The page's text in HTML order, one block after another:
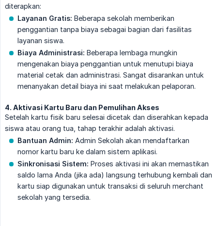
diterapkan:
Layanan Gratis: Beberapa sekolah memberikan
penggantian tanpa biaya sebagai bagian dari fasilitas
layanan siswa.
Biaya Administrasi: Beberapa lembaga mungkin
mengenakan biaya penggantian untuk menutupi biaya
material cetak dan administrasi. Sangat disarankan untuk
menanyakan detail biaya ini saat melakukan pelaporan.
4. Aktivasi Kartu Baru dan Pemulihan Akses
Setelah kartu fisik baru selesai dicetak dan diserahkan kepada
siswa atau orang tua, tahap terakhir adalah aktivasi.
Bantuan Admin: Admin Sekolah akan mendaftarkan
nomor kartu baru ke dalam sistem aplikasi.
Sinkronisasi Sistem: Proses aktivasi ini akan memastikan
saldo lama Anda (jika ada) langsung terhubung kembali dan
kartu siap digunakan untuk transaksi di seluruh merchant
sekolah yang tersedia.